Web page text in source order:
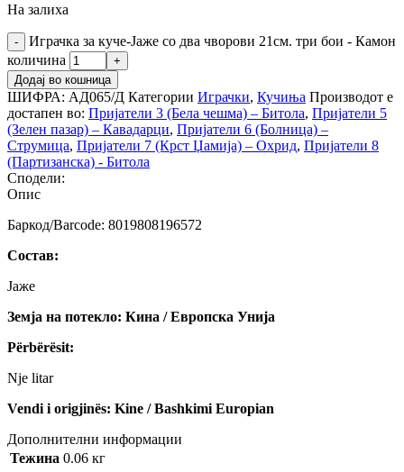
На залиха
Играчка за куче-Јаже со два чворови 21см. три бои - Камон
количина
Додај во кошница
ШИФРА: АД065/Д Категории Играчки, Кучиња Производот е
достапен во: Пријатели 3 (Бела чешма) – Битола, Пријатели 5
(Зелен пазар) – Кавадарци, Пријатели 6 (Болница) –
Струмица, Пријатели 7 (Крст Џамија) – Охрид, Пријатели 8
(Партизанска) - Битола
Сподели:
Опис
Баркод/Barcode: 8019808196572
Состав:
Јаже
Земја на потекло: Кина / Европска Унија
Përbërësit:
Nje litar
Vendi i origjinës: Kine / Bashkimi Europian
Дополнителни информации
Тежина 0.06 кг